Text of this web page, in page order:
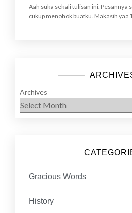
Aah suka sekali tulisan ini. Pesannya
cukup menohok buatku. Makasih yaa
Archives
Gracious Words
History